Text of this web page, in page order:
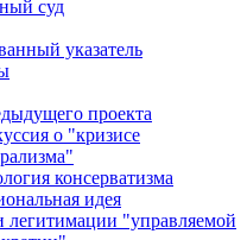
суд
указатель
проекта
о "кризисе
консерватизма
идея
легитимации "управляемой